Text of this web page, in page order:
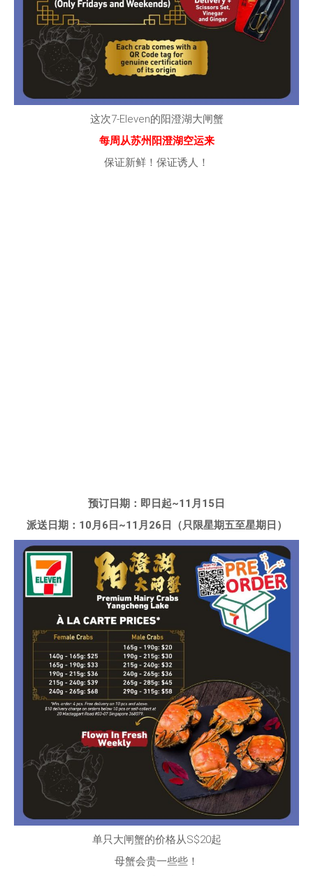
这次7-Eleven的阳澄湖大闸蟹
每周从苏州阳澄湖空运来
保证新鲜！保证诱人！
预订日期：即日起~11月15日
派送日期：10月6日~11月26日（只限星期五至星期日）
单只大闸蟹的价格从S$20起
母蟹会贵一些些！